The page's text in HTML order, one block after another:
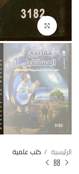
Click to enlarge
الرئيسية كتب علمية